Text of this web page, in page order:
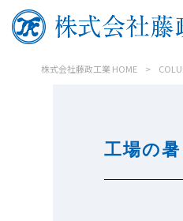
株式会社藤政工業 HOME >
工場の